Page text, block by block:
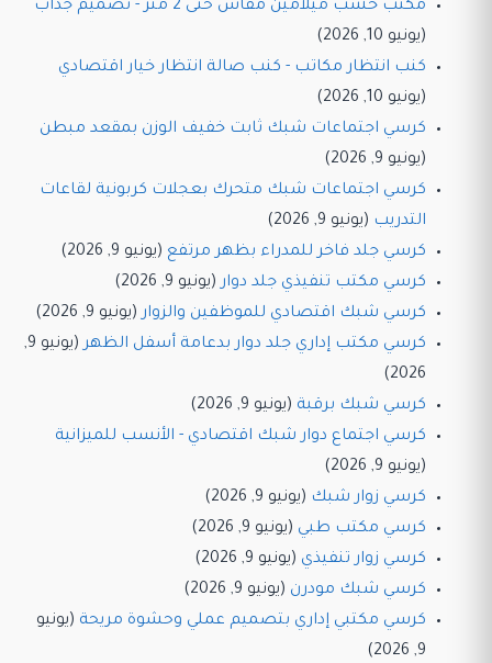
مكتب خشب ميلامين مقاس حتى 2 متر - تصميم جذاب
(يونيو 10, 2026)
كنب انتظار مكاتب - كنب صالة انتظار خيار اقتصادي
(يونيو 10, 2026)
كرسي اجتماعات شبك ثابت خفيف الوزن بمقعد مبطن
(يونيو 9, 2026)
كرسي اجتماعات شبك متحرك بعجلات كربونية لقاعات
التدريب (يونيو 9, 2026)
كرسي جلد فاخر للمدراء بظهر مرتفع (يونيو 9, 2026)
كرسي مكتب تنفيذي جلد دوار (يونيو 9, 2026)
كرسي شبك اقتصادي للموظفين والزوار (يونيو 9, 2026)
كرسي مكتب إداري جلد دوار بدعامة أسفل الظهر
(يونيو 9,
2026)
كرسي شبك برقبة (يونيو 9, 2026)
كرسي اجتماع دوار شبك اقتصادي - الأنسب للميزانية
(يونيو 9, 2026)
كرسي زوار شبك (يونيو 9, 2026)
كرسي مكتب طبي (يونيو 9, 2026)
كرسي زوار تنفيذي (يونيو 9, 2026)
كرسي شبك مودرن (يونيو 9, 2026)
كرسي مكتبي إداري بتصميم عملي وحشوة مريحة (يونيو
9, 2026)